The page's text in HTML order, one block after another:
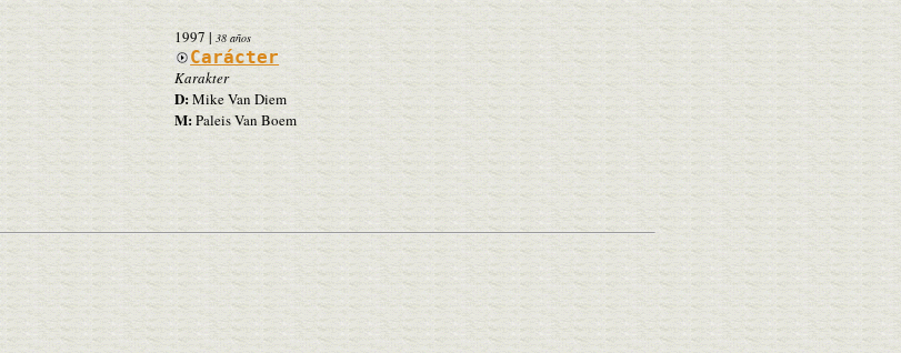
1997| 38 años
Carácter
Karakter
D:Mike Van Diem
M:Paleis Van Boem